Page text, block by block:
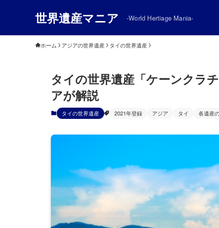
世界遺産マニア -World Hertiage Mania-
ホーム アジアの世界遺産 タイの世界遺産
タイの世界遺産「ケーンクラ
アが解説
タイの世界遺産 2021年登録 アジア タイ 各遺産